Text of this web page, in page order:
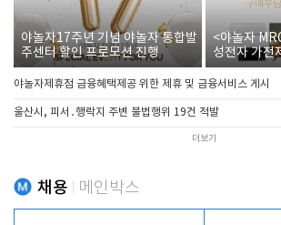
야놀자17주년 기념 야놀자 통합발
주센터 할인 프로모션 진행
<야놀자
성전자 가전
야놀자제휴점 금융혜택제공 위한 제휴 및 금융서비스 게시
울산시, 피서․행락지 주변 불법행위 19건 적발
더보기
채용 메인박스